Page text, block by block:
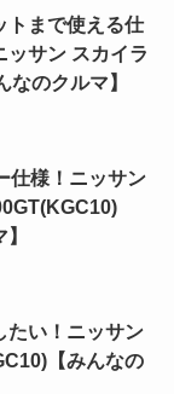
トまで使える仕
ッサン スカイラ
なのクルマ】
仕様！ニッサン
たい！ニッサン
【みんなの